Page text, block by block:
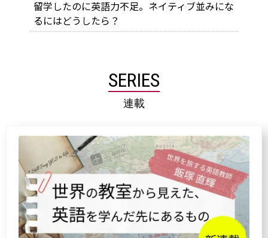
留学したのに英語力不足。ネイティブ並みにな
るにはどうしたら？
SERIES
連載